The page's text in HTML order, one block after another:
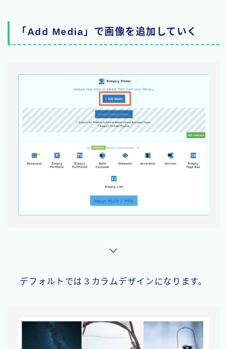
「Add Media」で画像を追加していく
デフォルトでは３カラムデザインになります。